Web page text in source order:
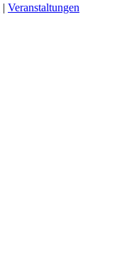
| Veranstaltungen